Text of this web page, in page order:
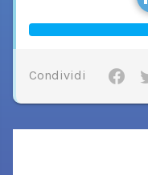
Condividi